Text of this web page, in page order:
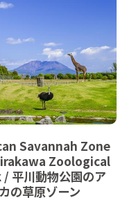
Savannah Zone
Zoological
/ 平川動物公園のア
の草原ゾーン